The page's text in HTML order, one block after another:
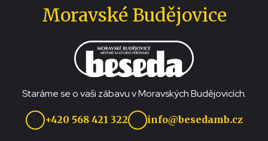
Moravské Budějovice
Staráme se o vaši zábavu v Moravských Budějovicích.
+420 568 421 322 info@besedamb.cz